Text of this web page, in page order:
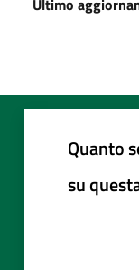
Quanto
su